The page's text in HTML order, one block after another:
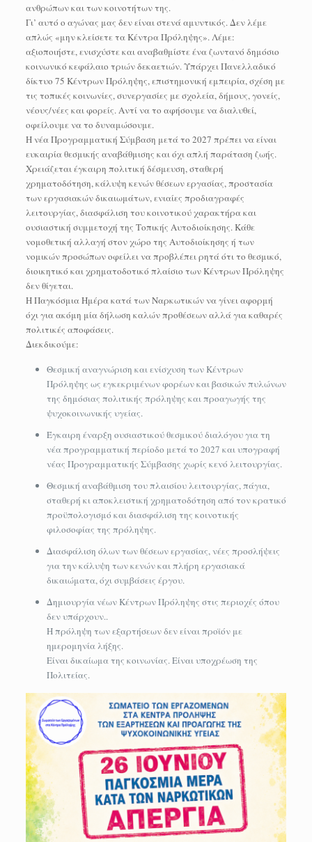
ανθρώπων και των κοινοτήτων της.
Γι’ αυτό ο αγώνας μας δεν είναι στενά αμυντικός. Δεν λέμε
απλώς «μην κλείσετε τα Κέντρα Πρόληψης». Λέμε:
αξιοποιήστε, ενισχύστε και αναβαθμίστε ένα ζωντανό δημόσιο
κοινωνικό κεφάλαιο τριών δεκαετιών. Υπάρχει Πανελλαδικό
δίκτυο 75 Κέντρων Πρόληψης, επιστημονική εμπειρία, σχέση με
τις τοπικές κοινωνίες, συνεργασίες με σχολεία, δήμους, γονείς,
νέους/νέες και φορείς. Αντί να το αφήσουμε να διαλυθεί,
οφείλουμε να το δυναμώσουμε.
Η νέα Προγραμματική Σύμβαση μετά το 2027 πρέπει να είναι
ευκαιρία θεσμικής αναβάθμισης και όχι απλή παράταση ζωής.
Χρειάζεται έγκαιρη πολιτική δέσμευση, σταθερή
χρηματοδότηση, κάλυψη κενών θέσεων εργασίας, προστασία
των εργασιακών δικαιωμάτων, ενιαίες προδιαγραφές
λειτουργίας, διασφάλιση του κοινοτικού χαρακτήρα και
ουσιαστική συμμετοχή της Τοπικής Αυτοδιοίκησης. Κάθε
νομοθετική αλλαγή στον χώρο της Αυτοδιοίκησης ή των
νομικών προσώπων οφείλει να προβλέπει ρητά ότι το θεσμικό,
διοικητικό και χρηματοδοτικό πλαίσιο των Κέντρων Πρόληψης
δεν θίγεται.
Η Παγκόσμια Ημέρα κατά των Ναρκωτικών να γίνει αφορμή
όχι για ακόμη μία δήλωση καλών προθέσεων αλλά για καθαρές
πολιτικές αποφάσεις.
Διεκδικούμε:
Θεσμική αναγνώριση και ενίσχυση των Κέντρων
Πρόληψης ως εγκεκριμένων φορέων και βασικών πυλώνων
της δημόσιας πολιτικής πρόληψης και προαγωγής της
ψυχοκοινωνικής υγείας.
Έγκαιρη έναρξη ουσιαστικού θεσμικού διαλόγου για τη
νέα προγραμματική περίοδο μετά το 2027 και υπογραφή
νέας Προγραμματικής Σύμβασης χωρίς κενό λειτουργίας.
Θεσμική αναβάθμιση του πλαισίου λειτουργίας, πάγια,
σταθερή κι αποκλειστική χρηματοδότηση από τον κρατικό
προϋπολογισμό και διασφάλιση της κοινοτικής
φιλοσοφίας της πρόληψης.
Διασφάλιση όλων των θέσεων εργασίας, νέες προσλήψεις
για την κάλυψη των κενών και πλήρη εργασιακά
δικαιώματα, όχι συμβάσεις έργου.
Δημιουργία νέων Κέντρων Πρόληψης στις περιοχές όπου
δεν υπάρχουν..
Η πρόληψη των εξαρτήσεων δεν είναι προϊόν με
ημερομηνία λήξης.
Είναι δικαίωμα της κοινωνίας. Είναι υποχρέωση της
Πολιτείας.